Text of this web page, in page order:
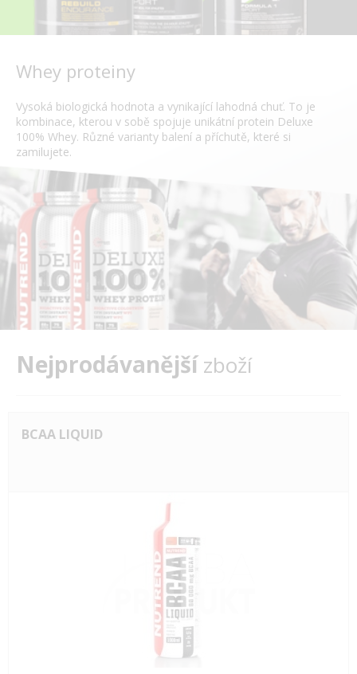
Whey proteiny
Vysoká biologická hodnota a vynikající lahodná chuť. To je
kombinace, kterou v sobě spojuje unikátní protein Deluxe
100% Whey. Různé varianty balení a příchutě, které si
zamilujete.
Nejprodávanějšízboží
BCAA LIQUID